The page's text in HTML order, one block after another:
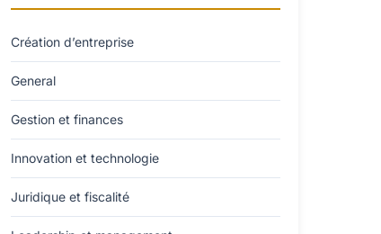
Création d’entreprise
General
Gestion et finances
Innovation et technologie
Juridique et fiscalité